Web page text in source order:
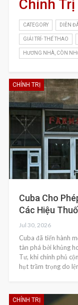
Chính Trị
CATEGORY DIỄN
GIẢI TRÍ- THỂ THAO
HƯƠNG NHÀ, CÒN
CHÍNH TRỊ
Cuba Cho
Các Hiệu
Jul 30, 2026
Cuba đã tiến hành
tàn phá bởi khủng
Tư, khi chính phủ
hụt trầm trọng do
CHÍNH TRỊ